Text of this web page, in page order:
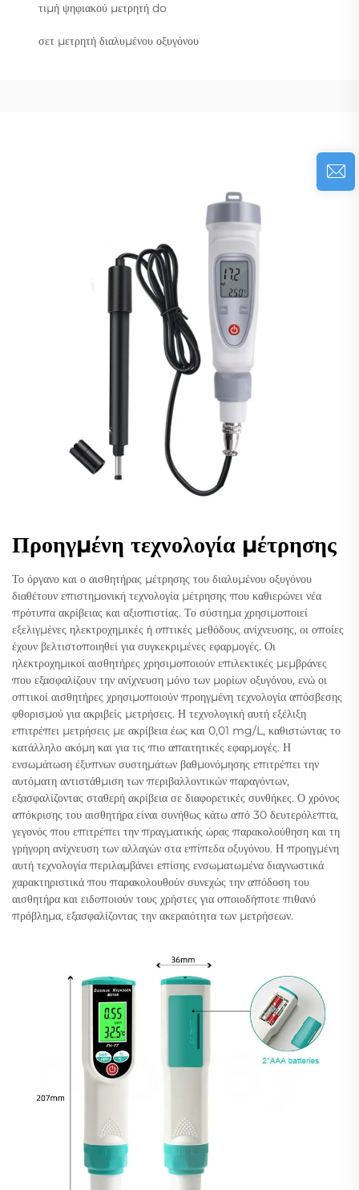
τιμή ψηφιακού μετρητή do
σετ μετρητή διαλυμένου οξυγόνου
Προηγμένη τεχνολογία μέτρησης
Το όργανο και ο αισθητήρας μέτρησης του διαλυμένου οξυγόνου
διαθέτουν επιστημονική τεχνολογία μέτρησης που καθιερώνει νέα
πρότυπα ακρίβειας και αξιοπιστίας. Το σύστημα χρησιμοποιεί
εξελιγμένες ηλεκτροχημικές ή οπτικές μεθόδους ανίχνευσης, οι οποίες
έχουν βελτιστοποιηθεί για συγκεκριμένες εφαρμογές. Οι
ηλεκτροχημικοί αισθητήρες χρησιμοποιούν επιλεκτικές μεμβράνες
που εξασφαλίζουν την ανίχνευση μόνο των μορίων οξυγόνου, ενώ οι
οπτικοί αισθητήρες χρησιμοποιούν προηγμένη τεχνολογία απόσβεσης
φθορισμού για ακριβείς μετρήσεις. Η τεχνολογική αυτή εξέλιξη
επιτρέπει μετρήσεις με ακρίβεια έως και 0,01 mg/L, καθιστώντας το
κατάλληλο ακόμη και για τις πιο απαιτητικές εφαρμογές. Η
ενσωμάτωση έξυπνων συστημάτων βαθμονόμησης επιτρέπει την
αυτόματη αντιστάθμιση των περιβαλλοντικών παραγόντων,
εξασφαλίζοντας σταθερή ακρίβεια σε διαφορετικές συνθήκες. Ο χρόνος
απόκρισης του αισθητήρα είναι συνήθως κάτω από 30 δευτερόλεπτα,
γεγονός που επιτρέπει την πραγματικής ώρας παρακολούθηση και τη
γρήγορη ανίχνευση των αλλαγών στα επίπεδα οξυγόνου. Η προηγμένη
αυτή τεχνολογία περιλαμβάνει επίσης ενσωματωμένα διαγνωστικά
χαρακτηριστικά που παρακολουθούν συνεχώς την απόδοση του
αισθητήρα και ειδοποιούν τους χρήστες για οποιοδήποτε πιθανό
πρόβλημα, εξασφαλίζοντας την ακεραιότητα των μετρήσεων.